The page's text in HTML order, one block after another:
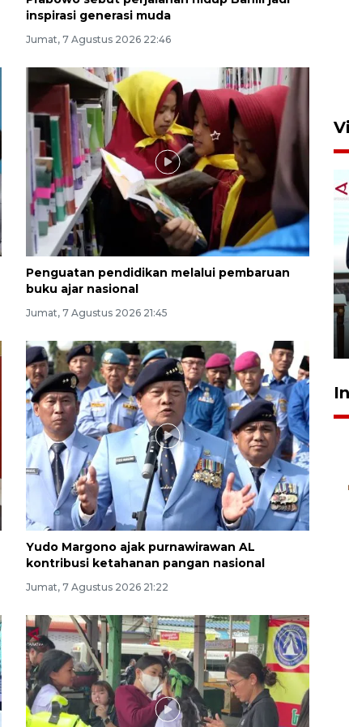
inspirasi generasi muda
Jumat, 7 Agustus 2026 22:46
Penguatan pendidikan melalui pembaruan
buku ajar nasional
Jumat, 7 Agustus 2026 21:45
Yudo Margono ajak purnawirawan AL
kontribusi ketahanan pangan nasional
Jumat, 7 Agustus 2026 21:22
Semangat belajar anak
transmigran desa terpencil
Kerinci
4 Agustus 2026 11:37
Setengah abad, Bahlil Rilis
buku "10 Karya Nyata untuk
Negeri"